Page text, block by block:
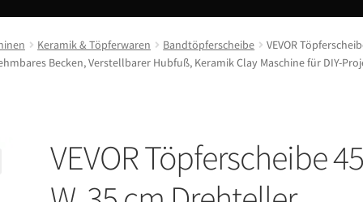
Keramik & Töpferwaren Bandtöpferscheibe
VEVOR
Becken, Verstellbarer Hubfuß, Keramik Clay Maschine für DIY-
VEVOR Töpferscheibe